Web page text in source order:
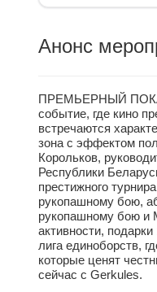
Анонс
ПРЕМЬЕРНЫЙ ПОКАЗ
событие, где кино
встречаются
зона с эффектом
Корольков,
Республики
престижного
рукопашному бою,
рукопашному бою и
активности,
лига единоборств,
которые ценят
сейчас с Gerkules.